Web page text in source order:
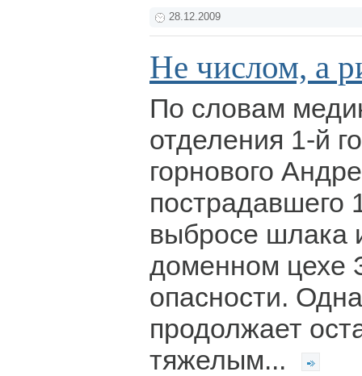
28.12.2009
Не числом, а
По словам
отделения 1-й
горнового
пострадавшего
выбросе шлака
доменном цехе
опасности.
продолжает
тяжелым...